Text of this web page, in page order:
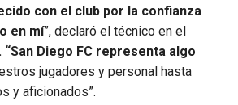
con el club por la confianza
en mí”, declaró el técnico en el
“San Diego FC representa algo
jugadores y personal hasta
y aficionados”.